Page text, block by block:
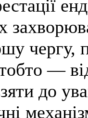
чергу,
—
до